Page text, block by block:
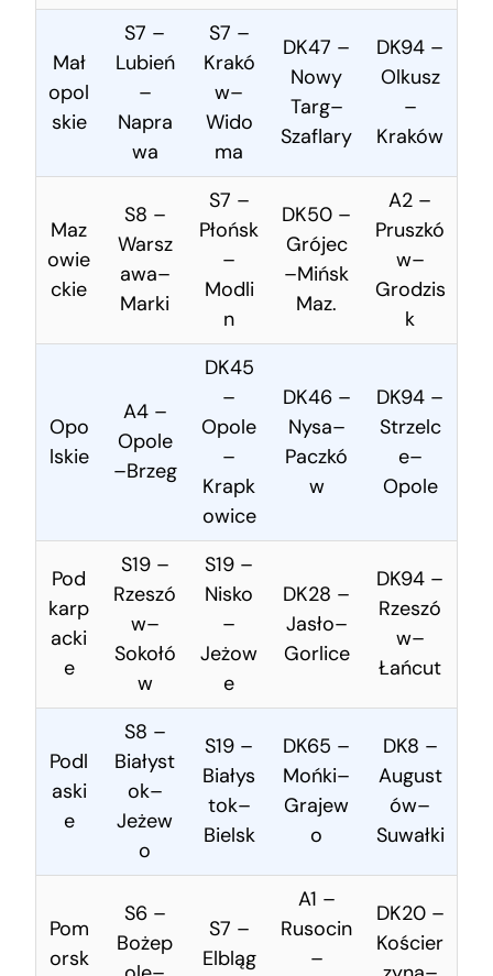
Mał
opol
skie
S7 –
Lubień
–
Napra
wa
S7 –
Krakó
w–
Wido
ma
DK47 –
Nowy
Targ–
Szaflary
DK94 –
Olkusz
–
Kraków
Maz
owie
ckie
S8 –
Warsz
awa–
Marki
S7 –
Płońsk
–
Modli
n
DK50 –
Grójec
–Mińsk
Maz.
A2 –
Pruszkó
w–
Grodzis
k
Opo
lskie
A4 –
Opole
–Brzeg
DK45
–
Opole
–
Krapk
owice
DK46 –
Nysa–
Paczkó
w
DK94 –
Strzelc
e–
Opole
Pod
karp
acki
e
S19 –
Rzeszó
w–
Sokołó
w
S19 –
Nisko
–
Jeżow
e
DK28 –
Jasło–
Gorlice
DK94 –
Rzeszó
w–
Łańcut
Podl
aski
e
S8 –
Białyst
ok–
Jeżew
o
S19 –
Białys
tok–
Bielsk
DK65 –
Mońki–
Grajew
o
DK8 –
August
ów–
Suwałki
Pom
orsk
S6 –
Bożep
S7 –
Elbląg
A1 –
Rusocin
–
DK20 –
Kościer